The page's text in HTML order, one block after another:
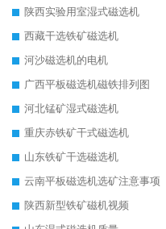
陕西实验用室湿式磁选机
西藏干选铁矿磁选机
河沙磁选机的电机
广西平板磁选机磁铁排列图
河北锰矿湿式磁选机
重庆赤铁矿干式磁选机
山东铁矿干选磁选机
云南平板磁选机选矿注意事项
陕西新型铁矿磁机视频